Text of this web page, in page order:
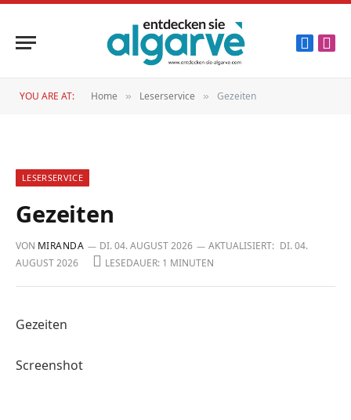
YOU ARE AT: Home » Leserservice » Gezeiten
LESERSERVICE
Gezeiten
VON MIRANDA DI. 04. AUGUST 2026 AKTUALISIERT: DI. 04.
AUGUST 2026
LESEDAUER: 1 MINUTEN
Gezeiten
Screenshot